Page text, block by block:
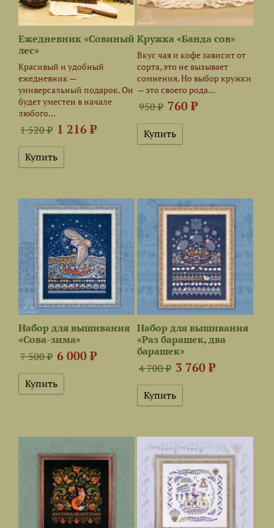
Ежедневник «Совиный
лес»
Красивый и удобный
ежедневник —
универсальный подарок. Он
будет уместен в начале
любого...
1 520 ₽ 1 216 ₽
Кружка «Банда сов»
Вкус чая и кофе зависит от
сорта, это не вызывает
сомнения. Но выбор кружки
— это своего рода...
950 ₽ 760 ₽
Набор для вышивания
«Сова-зима»
7 500 ₽ 6 000 ₽
Набор для вышивания
«Раз барашек, два
барашек»
4 700 ₽ 3 760 ₽